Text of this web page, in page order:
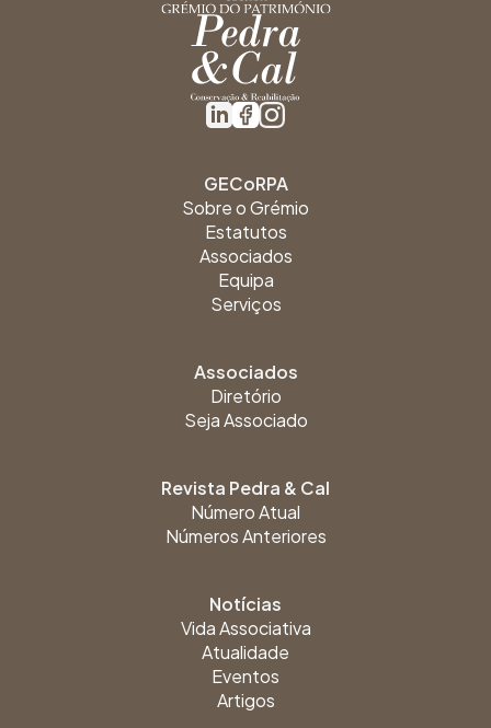
GECoRPA
Sobre o Grémio
Estatutos
Associados
Equipa
Serviços
Associados
Diretório
Seja Associado
Revista Pedra & Cal
Número Atual
Números Anteriores
Notícias
Vida Associativa
Atualidade
Eventos
Artigos